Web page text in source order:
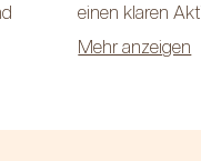
einen klaren
Mehr anzeigen